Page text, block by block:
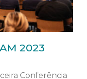
2023
Conferência